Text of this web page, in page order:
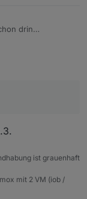
drin
immer noch
einstellungen
ist grauenhaft
mit 2 VM (iob /